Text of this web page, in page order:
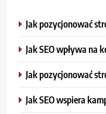
Jak pozycjonować
Jak SEO wpływa na
Jak pozycjonować
Jak SEO wspiera